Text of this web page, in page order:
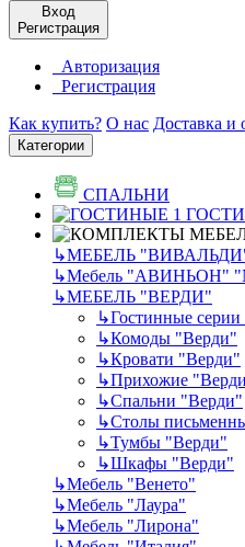
Вход
Регистрация
Авторизация
Регистрация
Как купить? О нас Доставка и
Категории
СПАЛЬНИ
↳МЕБЕЛЬ
↳Мебель "АВИНЬОН"
↳МЕБЕЛЬ "ВЕРДИ"
↳Гостинные
↳Комоды "Верди"
↳Кровати "Верди"
↳Прихожие
↳Спальни "Верди"
↳Столы
↳Тумбы "Верди"
↳Шкафы "Верди"
↳Мебель "Венето"
↳Мебель "Лаура"
↳Мебель "Лирона"